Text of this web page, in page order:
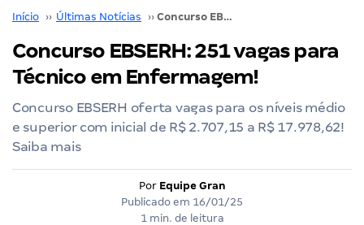
Início ›› Últimas Notícias ›› Concurso EBSERH: 251 vagas para Técnico em Enfermagem!
Concurso EBSERH: 251 vagas para
Técnico em Enfermagem!
Concurso EBSERH oferta vagas para os níveis médio
e superior com inicial de R$ 2.707,15 a R$ 17.978,62!
Saiba mais
Por Equipe Gran
Publicado em 16/01/25
1 min. de leitura